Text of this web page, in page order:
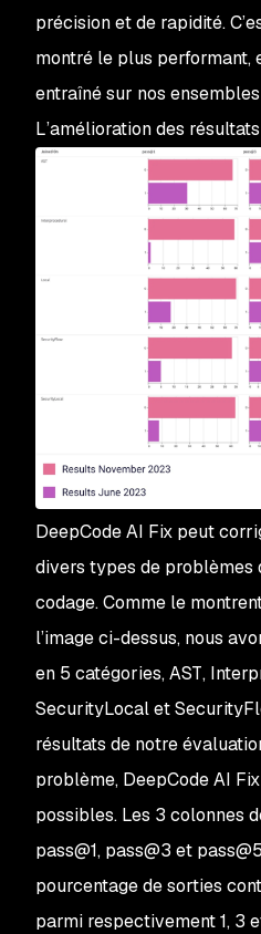
précision et de rapidité.
montré le plus performant,
entraîné sur nos
L’amélioration des
DeepCode AI Fix peut
divers types de problèmes
codage. Comme le
l’image ci-dessus, nous
en 5 catégories,AST,
SecurityLocalet
résultats de notre
problème, DeepCode AI
possibles. Les 3 colonnes
pass@1, pass@3 et pass@5
pourcentage de sorties
parmi respectivement 1, 3